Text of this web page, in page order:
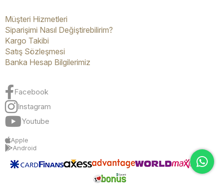
Müşteri Hizmetleri
Siparişimi Nasıl Değiştirebilirim?
Kargo Takibi
Satış Sözleşmesi
Banka Hesap Bilgilerimiz
Facebook
Instagram
Youtube
Apple
Android